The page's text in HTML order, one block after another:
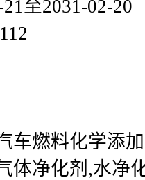
至2031-02-20
车燃料化学添
体净化剂,水净